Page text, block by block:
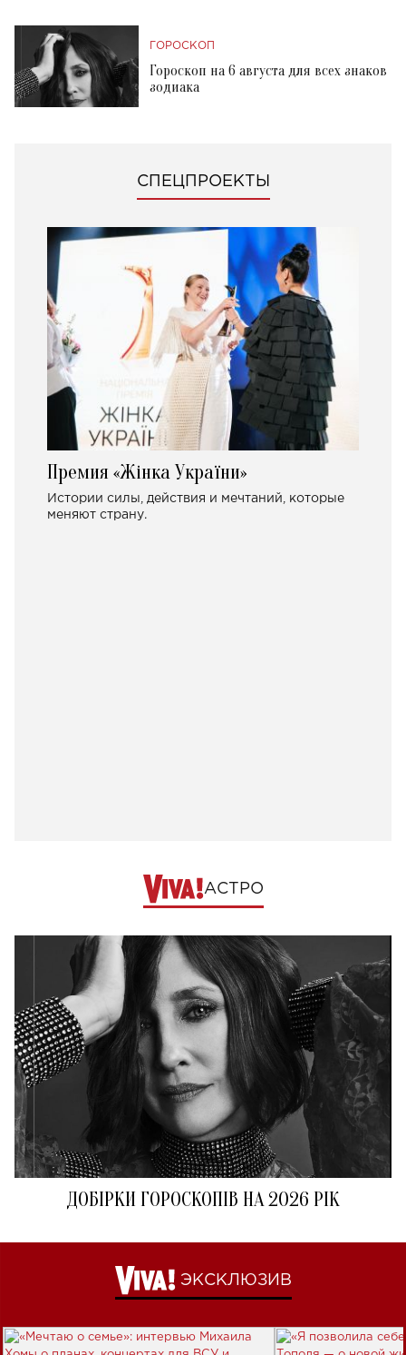
ГОРОСКОП
Гороскоп на 6 августа для всех знаков
зодиака
СПЕЦПРОЕКТЫ
Премия «Жінка України»
Истории силы, действия и мечтаний, которые
меняют страну.
АСТРО
ДОБІРКИ ГОРОСКОПІВ НА 2026 РІК
ЭКСКЛЮЗИВ